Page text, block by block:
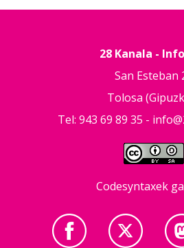
28 Kanala -
San Esteban
Tolosa
Tel: 943 69 89 35 -
Codesyntaxek